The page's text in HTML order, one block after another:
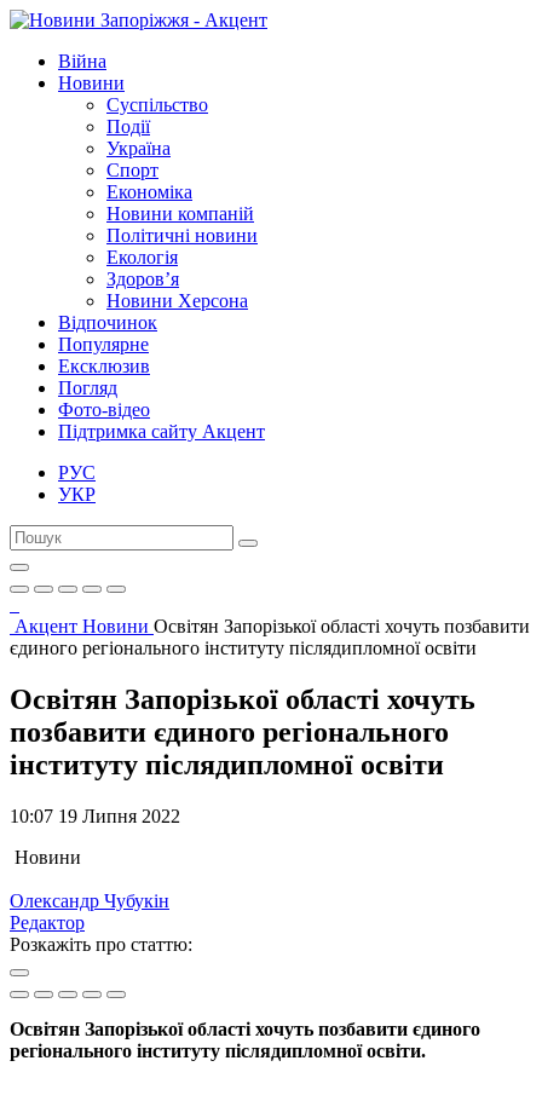
Війна
Новини
Суспільство
Події
Україна
Спорт
Економіка
Новини компаній
Політичні новини
Екологія
Здоров’я
Новини Херсона
Відпочинок
Популярне
Ексклюзив
Погляд
Фото-відео
Підтримка сайту Акцент
РУС
УКР
Акцент Новини Освітян Запорізької області хочуть позбавити
єдиного регіонального інституту післядипломної освіти
Освітян Запорізької області хочуть
позбавити єдиного регіонального
інституту післядипломної освіти
10:07 19 Липня 2022
Новини
Олександр Чубукін
Редактор
Розкажіть про статтю:
Освітян Запорізької області хочуть позбавити єдиного
регіонального інституту післядипломної освіти.